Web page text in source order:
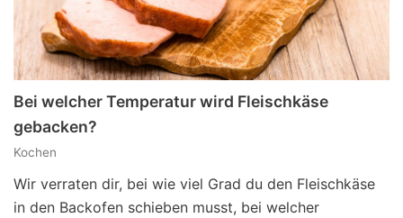
Bei welcher Temperatur wird Fleischkäse
gebacken?
Kochen
Wir verraten dir, bei wie viel Grad du den Fleischkäse
in den Backofen schieben musst, bei welcher